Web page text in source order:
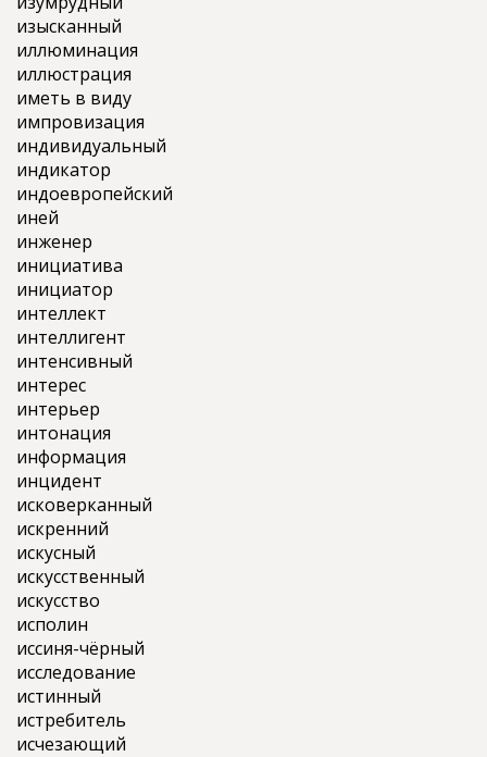
изысканный
иллюминация
иллюстрация
иметь в виду
импровизация
индивидуальный
индикатор
индоевропейский
иней
инженер
инициатива
инициатор
интеллект
интеллигент
интенсивный
интерес
интерьер
интонация
информация
инцидент
исковерканный
искренний
искусный
искусственный
искусство
исполин
иссиня-чёрный
исследование
истинный
истребитель
исчезающий